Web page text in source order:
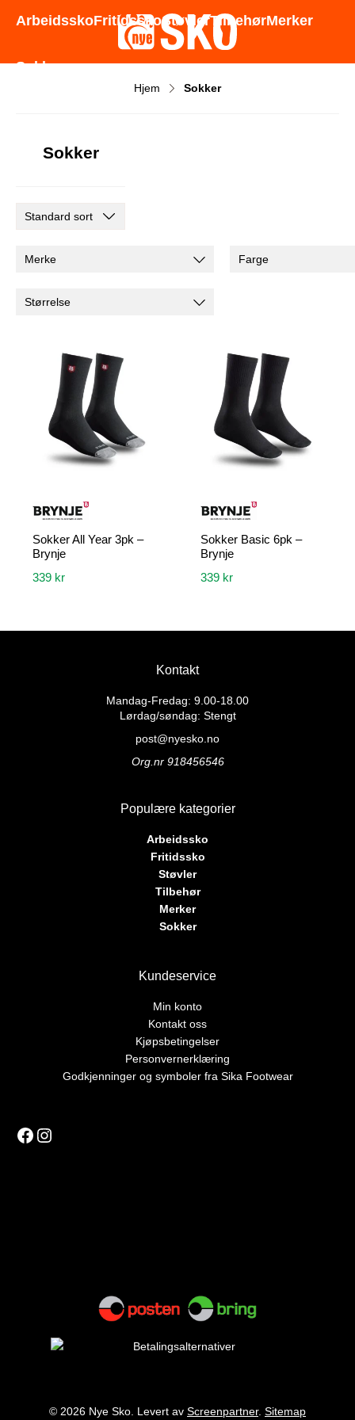
Godt utvalg - Gode priser - Rask levering
ArbeidsskoFritidsskoStøvlerTilbehørMerker
Sokker
Hjem Sokker
Sokker
Merke Farge
Størrelse
Sokker All Year 3pk –
Brynje
339 kr
produktet
Sokker Basic 6pk –
Brynje
339 kr
produktet
flere
Alternativene
kan
velges
produktsiden
Kontakt
Mandag-Fredag: 9.00-18.00
Lørdag/søndag: Stengt
post@nyesko.no
Org.nr 918456546
Populære kategorier
Arbeidssko
Fritidssko
Støvler
Tilbehør
Merker
Sokker
Kundeservice
Min konto
Kontakt oss
Kjøpsbetingelser
Personvernerklæring
Godkjenninger og symboler fra Sika Footwear
Facebook
Instagram
© 2026 Nye Sko. Levert av Screenpartner. Sitemap